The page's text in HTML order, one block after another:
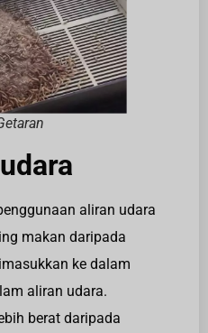
aliran udara
makan daripada
ke dalam
aliran udara.
berat daripada